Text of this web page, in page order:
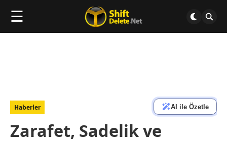
☰
Haberler AI ile Özetle
Zarafet, Sadelik ve